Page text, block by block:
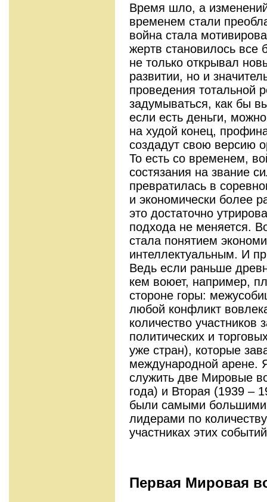
Время шло, а
временем стали
война стала
жертв становилось
не только открывал
развитии, но и
проведения тотальной
задумываться, как бы
если есть деньги,
на худой конец,
создадут свою версию
То есть со временем,
состязания на звание
превратилась в
и экономически более
это достаточно
подхода не меняется.
стала понятием
интеллектуальным. И
Ведь если раньше
кем воюет, например,
стороне горы:
любой конфликт
количество участников
политических и
уже стран), которые
международной арене.
служить две Мировые
года) и Вторая (1939 –
были самыми большими
лидерами по
участниках этих
Первая Мировая